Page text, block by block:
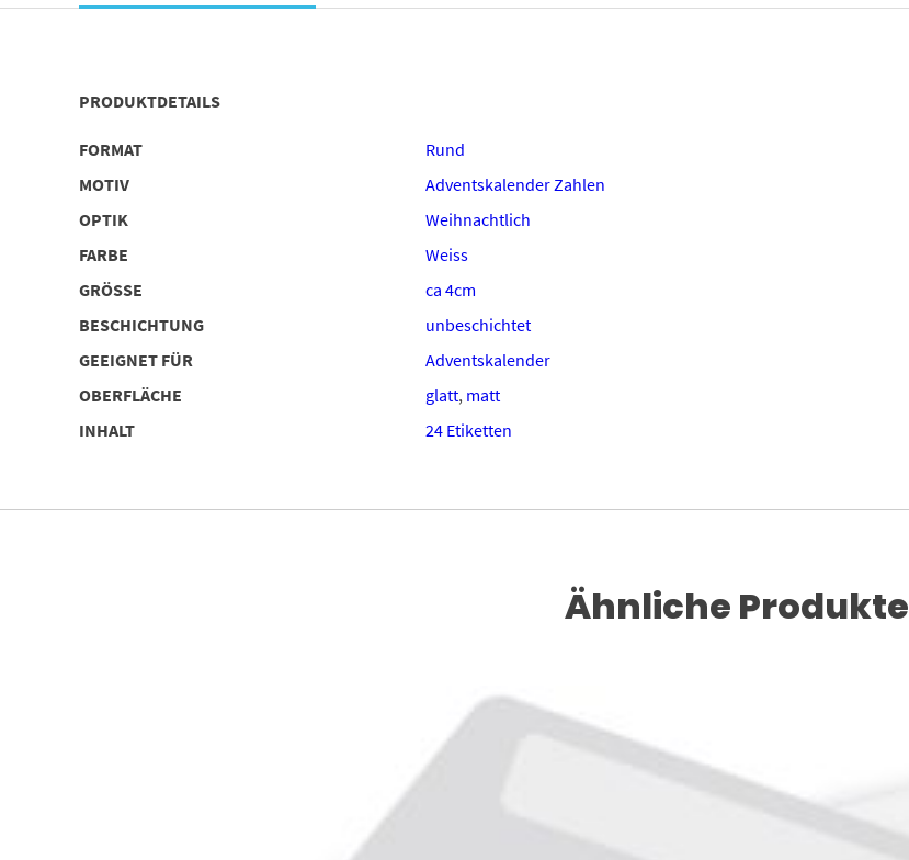
PRODUKTDETAILS
FORMAT
Rund
MOTIV
Adventskalender Zahlen
OPTIK
Weihnachtlich
FARBE
Weiss
GRÖSSE
ca 4cm
BESCHICHTUNG
unbeschichtet
GEEIGNET FÜR
Adventskalender
OBERFLÄCHE
glatt, matt
INHALT
24 Etiketten
Ähnliche Produkte